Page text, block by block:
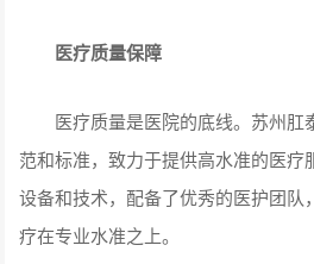
医疗质量保障
医疗质量是医院的底线。苏州肛
范和标准，致力于提供高水准的医疗
设备和技术，配备了优秀的医护团队
疗在专业水准之上。